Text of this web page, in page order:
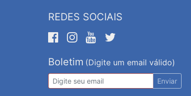
REDES SOCIAIS
Boletim (Digite um email válido)
Enviar